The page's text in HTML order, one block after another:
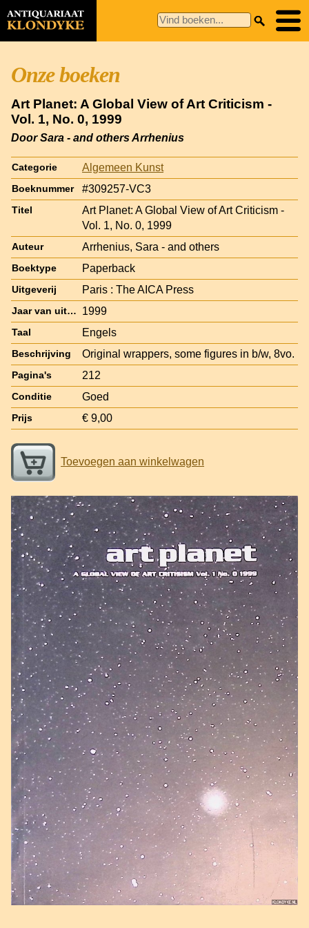
Onze boeken
Art Planet: A Global View of Art Criticism -
Vol. 1, No. 0, 1999
Door Sara - and others Arrhenius
Categorie Algemeen Kunst
Boeknummer #309257-VC3
Titel
Art Planet: A Global View of Art Criticism -
Vol. 1, No. 0, 1999
Auteur Arrhenius, Sara - and others
Boektype Paperback
Uitgeverij Paris : The AICA Press
Jaar van uitgave 1999
Taal Engels
Beschrijving Original wrappers, some figures in b/w, 8vo.
Pagina's 212
Conditie Goed
Prijs € 9,00
Toevoegen aan winkelwagen